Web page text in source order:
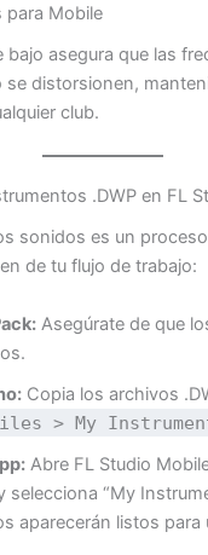
para Mobile
bajo asegura que las
se distorsionen,
club.
.DWP en FL
sonidos es un
de tu flujo de trabajo:
Asegúrate de que
Copia los archivos
> My
Abre FL Studio
“My
aparecerán listos para